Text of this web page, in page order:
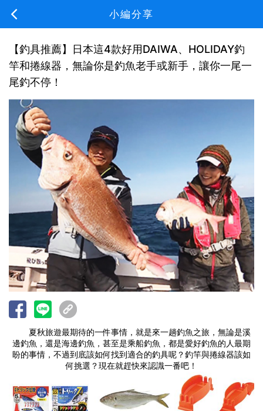
小編分享
【釣具推薦】日本這4款好用DAIWA、HOLIDAY釣
竿和捲線器，無論你是釣魚老手或新手，讓你一尾一
尾釣不停！
夏秋旅遊最期待的一件事情，就是來一趟釣魚之旅，無論是溪
邊釣魚，還是海邊釣魚，甚至是乘船釣魚，都是愛好釣魚的人最期
盼的事情，不過到底該如何找到適合的釣具呢？釣竿與捲線器該如
何挑選？現在就趕快來認識一番吧！